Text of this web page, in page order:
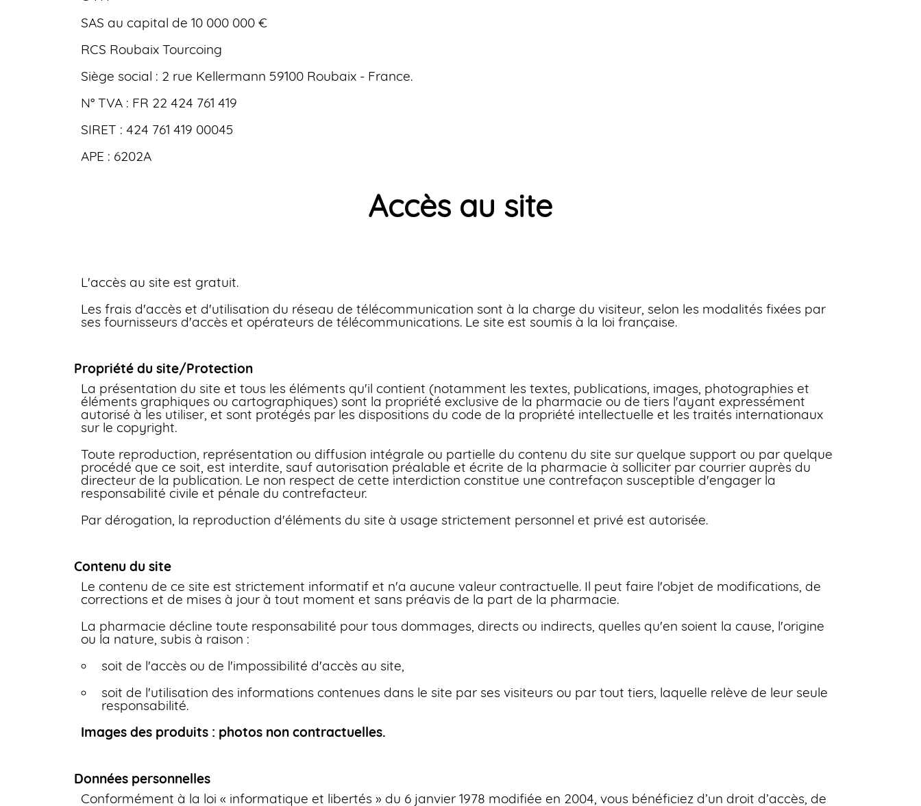
SAS au capital de 10 000 000 €
RCS Roubaix Tourcoing
Siège social : 2 rue Kellermann 59100 Roubaix - France.
N° TVA : FR 22 424 761 419
SIRET : 424 761 419 00045
APE : 6202A
Accès au site
L'accès au site est gratuit.
Les frais d'accès et d'utilisation du réseau de télécommunication sont à la charge du visiteur, selon les modalités fixées par
ses fournisseurs d'accès et opérateurs de télécommunications. Le site est soumis à la loi française.
Propriété du site/Protection
La présentation du site et tous les éléments qu'il contient (notamment les textes, publications, images, photographies et
éléments graphiques ou cartographiques) sont la propriété exclusive de la pharmacie ou de tiers l'ayant expressément
autorisé à les utiliser, et sont protégés par les dispositions du code de la propriété intellectuelle et les traités internationaux
sur le copyright.
Toute reproduction, représentation ou diffusion intégrale ou partielle du contenu du site sur quelque support ou par quelque
procédé que ce soit, est interdite, sauf autorisation préalable et écrite de la pharmacie à solliciter par courrier auprès du
directeur de la publication. Le non respect de cette interdiction constitue une contrefaçon susceptible d'engager la
responsabilité civile et pénale du contrefacteur.
Par dérogation, la reproduction d'éléments du site à usage strictement personnel et privé est autorisée.
Contenu du site
Le contenu de ce site est strictement informatif et n'a aucune valeur contractuelle. Il peut faire l'objet de modifications, de
corrections et de mises à jour à tout moment et sans préavis de la part de la pharmacie.
La pharmacie décline toute responsabilité pour tous dommages, directs ou indirects, quelles qu'en soient la cause, l'origine
ou la nature, subis à raison :
soit de l'accès ou de l'impossibilité d'accès au site,
soit de l'utilisation des informations contenues dans le site par ses visiteurs ou par tout tiers, laquelle relève de leur seule
responsabilité.
Images des produits : photos non contractuelles.
Données personnelles
Conformément à la loi « informatique et libertés » du 6 janvier 1978 modifiée en 2004, vous bénéficiez d’un droit d’accès, de